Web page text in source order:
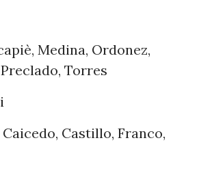
Medina, Ordonez,
Torres
Castillo, Franco,